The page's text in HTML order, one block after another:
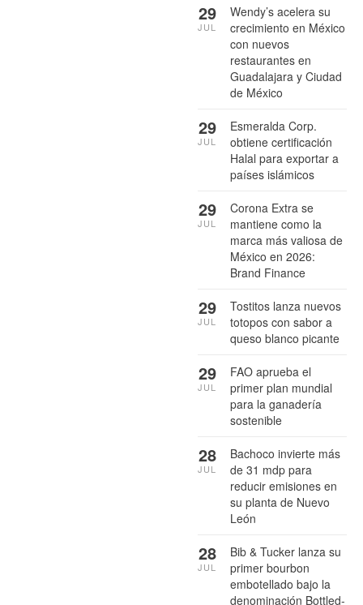
Wendy’s acelera su
crecimiento en México
con nuevos
restaurantes en
Guadalajara y Ciudad
de México
29
JUL
Esmeralda Corp.
obtiene certificación
Halal para exportar a
países islámicos
29
JUL
Corona Extra se
mantiene como la
marca más valiosa de
México en 2026:
Brand Finance
29
JUL
Tostitos lanza nuevos
totopos con sabor a
queso blanco picante
29
JUL
FAO aprueba el
primer plan mundial
para la ganadería
sostenible
29
JUL
Bachoco invierte más
de 31 mdp para
reducir emisiones en
su planta de Nuevo
León
28
JUL
Bib & Tucker lanza su
primer bourbon
embotellado bajo la
denominación Bottled-
28
JUL